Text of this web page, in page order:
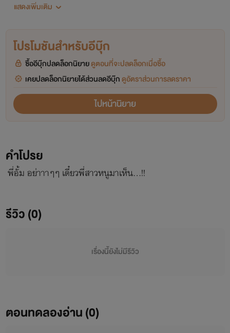
#ฮีโรติก
แสดงเพิ่มเติม
โปรโมชันสำหรับอีบุ๊ก
ซื้ออีบุ๊กปลดล็อกนิยายดูตอนที่จะปลดล็อกเมื่อซื้อ
เคยปลดล็อกนิยายได้ส่วนลดอีบุ๊ก ดูอัตราส่วนการลดราคา
ไปหน้านิยาย
คำโปรย
พี่อั้ม อย่าาาๆๆ เดี๋ยวพี่สาวหนูมาเห็น...!!
รีวิว (0)
เรื่องนี้ยังไม่มีรีวิว
ตอนทดลองอ่าน (0)